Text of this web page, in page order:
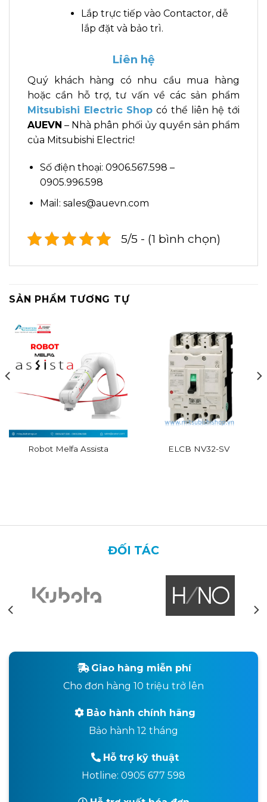
Lắp trực tiếp vào Contactor, dễ
lắp đặt và bảo trì.
Liên hệ
Quý khách hàng có nhu cầu mua hàng
hoặc cần hỗ trợ, tư vấn về các sản phẩm
Mitsubishi Electric Shop có thể liên hệ tới
AUEVN – Nhà phân phối ủy quyền sản phẩm
của Mitsubishi Electric!
Số điện thoại: 0906.567.598 –
0905.996.598
Mail: sales@auevn.com
5/5 - (1 bình chọn)
SẢN PHẨM TƯƠNG TỰ
Robot Melfa Assista ELCB NV32-SV
ĐỐI TÁC
Giao hàng miễn phí
Cho đơn hàng 10 triệu trở lên
Bảo hành chính hãng
Bảo hành 12 tháng
Hỗ trợ kỹ thuật
Hotline: 0905 677 598